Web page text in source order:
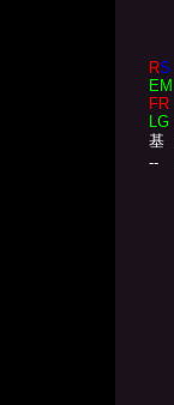
RS
EM
FR
LG
基
--